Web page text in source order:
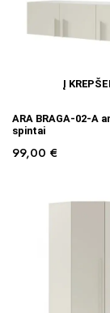
Į
ARA BRAGA-02-A
spintai
99,00 €